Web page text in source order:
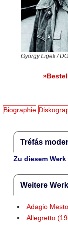
György Ligeti / DG
Biographie
Tréfás
Zu diesem
Weitere
Adagio
Allegretto